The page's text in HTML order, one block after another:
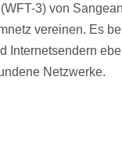
3) von
vereinen. Es
Internetsendern
Netzwerke.